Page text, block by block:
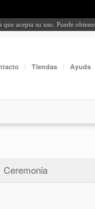
acepta su uso. Puede
Tiendas Ayuda
Ceremonia